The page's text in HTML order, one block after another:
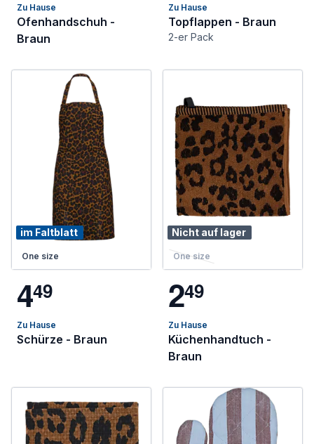
Zu Hause
Ofenhandschuh -
Braun
Zu Hause
Topflappen - Braun
2-er Pack
im Faltblatt
One size
449
Zu Hause
Schürze - Braun
Nicht auf lager
One size
249
Zu Hause
Küchenhandtuch -
Braun